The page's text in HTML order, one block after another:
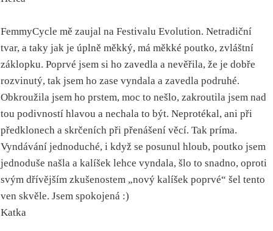
FemmyCycle mě zaujal na Festivalu Evolution. Netradiční
tvar, a taky jak je úplně měkký, má měkké poutko, zvláštní
záklopku. Poprvé jsem si ho zavedla a nevěřila, že je dobře
rozvinutý, tak jsem ho zase vyndala a zavedla podruhé.
Obkroužila jsem ho prstem, moc to nešlo, zakroutila jsem nad
tou podivností hlavou a nechala to být. Neprotékal, ani při
předklonech a skrčeních při přenášení věcí. Tak príma.
Vyndávání jednoduché, i když se posunul hloub, poutko jsem
jednoduše našla a kalíšek lehce vyndala, šlo to snadno, oproti
svým dřívějším zkušenostem „nový kalíšek poprvé“ šel tento
ven skvěle. Jsem spokojená :)
Katka